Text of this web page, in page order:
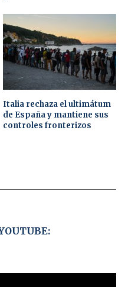
Italia rechaza el ultimátum
de España y mantiene sus
controles fronterizos